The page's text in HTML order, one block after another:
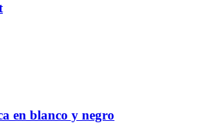
en blanco y negro